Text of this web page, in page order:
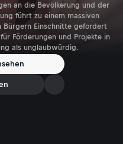
an die Bevölkerung und der
führt zu einem massiven
Bürgern Einschnitte gefordert
Förderungen und Projekte in
als unglaubwürdig.